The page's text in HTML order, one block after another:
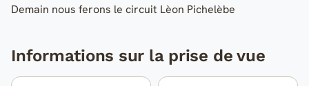
Demain nous ferons le circuit Lèon Pichelèbe
Informations sur la prise de vue